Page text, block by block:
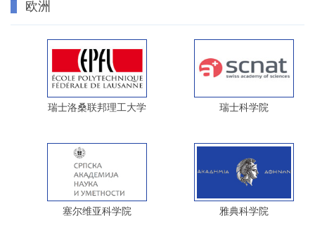
欧洲
瑞士洛桑联邦理工大学 瑞士科学院
塞尔维亚科学院 雅典科学院